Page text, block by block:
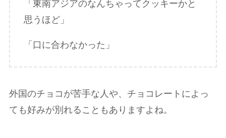
「東南アジアのなんちゃってクッキーかと
思うほど」
「口に合わなかった」
外国のチョコが苦手な人や、チョコレートによっ
ても好みが別れることもありますよね。